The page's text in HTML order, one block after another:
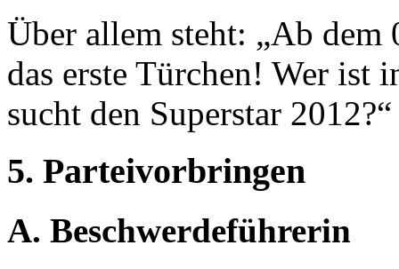
Über allem steht: „Ab
das erste Türchen! Wer ist
sucht den Superstar 2012?“
5. Parteivorbringen
A. Beschwerdeführerin